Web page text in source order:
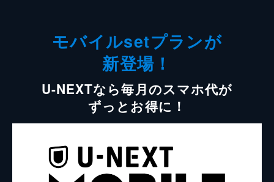
モバイルsetプランが
新登場！
U-NEXTなら毎月のスマホ代が
ずっとお得に！